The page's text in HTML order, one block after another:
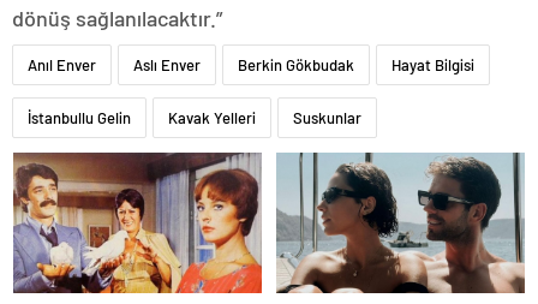
dönüş sağlanılacaktır.”
Anıl Enver Aslı Enver Berkin Gökbudak Hayat Bilgisi
İstanbullu Gelin Kavak Yelleri Suskunlar